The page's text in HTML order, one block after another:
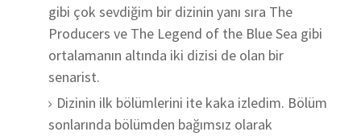
gibi çok sevdiğim bir dizinin yanı sıra The
Producers ve The Legend of the Blue Sea gibi
ortalamanın altında iki dizisi de olan bir
senarist.
Dizinin ilk bölümlerini ite kaka izledim. Bölüm
sonlarında bölümden bağımsız olarak